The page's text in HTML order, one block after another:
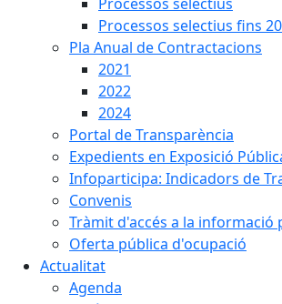
Processos selectius fins
Pla Anual de Contractacions
2021
2022
2024
Portal de Transparència
Expedients en Exposició
Infoparticipa: Indicadors de
Convenis
Tràmit d'accés a la informació
Oferta pública d'ocupació
Actualitat
Agenda